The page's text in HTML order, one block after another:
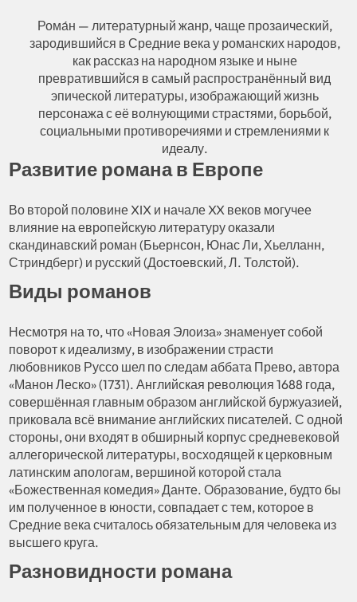
Рома́н — литературный жанр, чаще прозаический,
зародившийся в Средние века у романских народов,
как рассказ на народном языке и ныне
превратившийся в самый распространённый вид
эпической литературы, изображающий жизнь
персонажа с её волнующими страстями, борьбой,
социальными противоречиями и стремлениями к
идеалу.
Развитие романа в Европе
Во второй половине XIX и начале XX веков могучее
влияние на европейскую литературу оказали
скандинавский роман (Бьернсон, Юнас Ли, Хьелланн,
Стриндберг) и русский (Достоевский, Л. Толстой).
Виды романов
Несмотря на то, что «Новая Элоиза» знаменует собой
поворот к идеализму, в изображении страсти
любовников Руссо шел по следам аббата Прево, автора
«Манон Леско» (1731). Английская революция 1688 года,
совершённая главным образом английской буржуазией,
приковала всё внимание английских писателей. С одной
стороны, они входят в обширный корпус средневековой
аллегорической литературы, восходящей к церковным
латинским апологам, вершиной которой стала
«Божественная комедия» Данте. Образование, будто бы
им полученное в юности, совпадает с тем, которое в
Средние века считалось обязательным для человека из
высшего круга.
Разновидности романа